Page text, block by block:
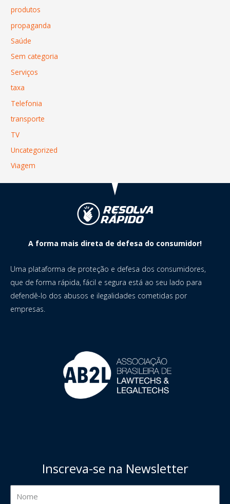
produtos
propaganda
Saúde
Sem categoria
Serviços
taxa
Telefonia
transporte
TV
Uncategorized
Viagem
A forma mais direta de defesa do consumidor!
Uma plataforma de proteção e defesa dos consumidores,
que de forma rápida, fácil e segura está ao seu lado para
defendê-lo dos abusos e ilegalidades cometidas por
empresas.
Inscreva-se na Newsletter